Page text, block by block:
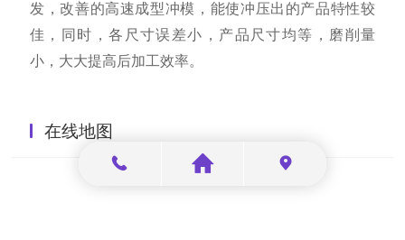
发，改善的高速成型冲模，能使冲压出的产品特性较
佳，同时，各尺寸误差小，产品尺寸均等，磨削量
小，大大提高后加工效率。
在线地图